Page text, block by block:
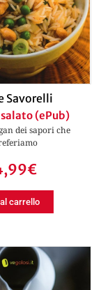
Savorelli
salato (ePub)
dei sapori che
€
carrello